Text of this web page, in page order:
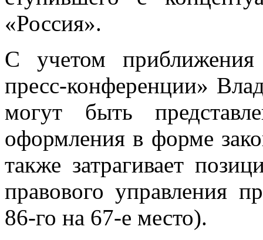
«Рос­сия».
С уче­том
пресс-кон­фе­рен­ции»
мо­гут быть
оформ­ле­ния в фор­ме
та­к­же за­тра­ги­ва­ет
пра­во­во­го управ­ле­ния
86-го на 67-е ме­сто).